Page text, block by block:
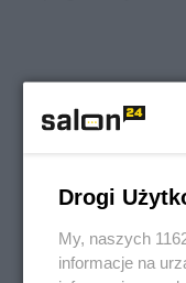
Drogi
My, naszych
informacje na